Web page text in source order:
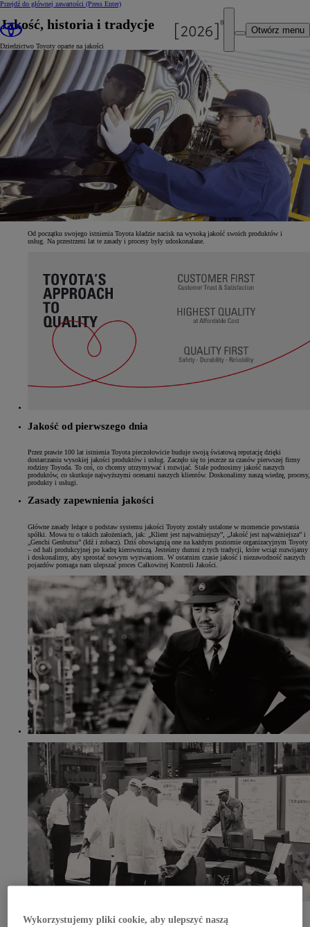
Przejdź do głównej zawartości (Press Enter)
Otwórz menu
Jakość, historia i tradycje
Dziedzictwo Toyoty oparte na jakości
Od początku swojego istnienia Toyota kładzie nacisk na wysoką jakość swoich produktów i
usług. Na przestrzeni lat te zasady i procesy były udoskonalane.
Jakość od pierwszego dnia
Przez prawie 100 lat istnienia Toyota pieczołowicie buduje swoją światową reputację dzięki
dostarczaniu wysokiej jakości produktów i usług. Zaczęło się to jeszcze za czasów pierwszej firmy
rodziny Toyoda. To coś, co chcemy utrzymywać i rozwijać. Stale podnosimy jakość naszych
produktów, co skutkuje najwyższymi ocenami naszych klientów. Doskonalimy naszą wiedzę, procesy,
produkty i usługi.
Zasady zapewnienia jakości
Główne zasady leżące u podstaw systemu jakości Toyoty zostały ustalone w momencie powstania
spółki. Mowa tu o takich założeniach, jak: „Klient jest najważniejszy”, „Jakość jest najważniejsza” i
„Genchi Genbutsu” (Idź i zobacz). Dziś obowiązują one na każdym poziomie organizacyjnym Toyoty
– od hali produkcyjnej po kadrę kierowniczą. Jesteśmy dumni z tych tradycji, które wciąż rozwijamy
i doskonalimy, aby sprostać nowym wyzwaniom. W ostatnim czasie jakość i niezawodność naszych
pojazdów pomaga nam ulepszać proces Całkowitej Kontroli Jakości.
Jakość oznacza bycie zorientowanym na klienta
Wykorzystujemy pliki cookie, aby ulepszyć naszą